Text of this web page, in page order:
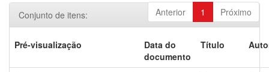
Anterior 1 Próximo
Conjunto de itens:
Pré-visualização
Data do
documento
Título